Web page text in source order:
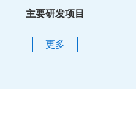
主要研发项目
更多